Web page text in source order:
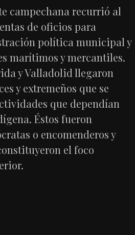
campechana recurrió al
de oficios para
política municipal y
marítimos y mercantiles.
y Valladolid llegaron
y extremeños que se
que dependían
Éstos fueron
o encomenderos y
el foco